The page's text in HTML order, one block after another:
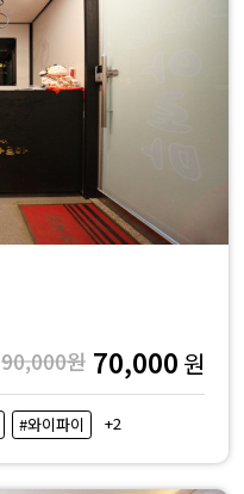
90,000원 70,000 원
#와이파이 +2